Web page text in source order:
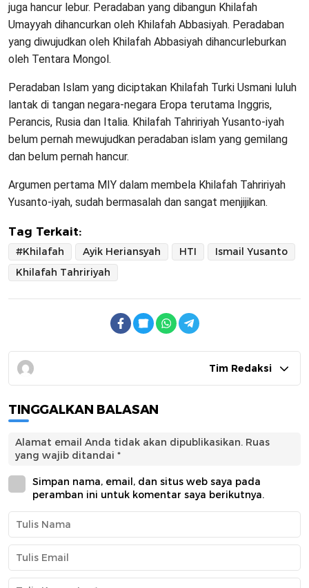
juga hancur lebur. Peradaban yang dibangun Khilafah
Umayyah dihancurkan oleh Khilafah Abbasiyah. Peradaban
yang diwujudkan oleh Khilafah Abbasiyah dihancurleburkan
oleh Tentara Mongol.
Peradaban Islam yang diciptakan Khilafah Turki Usmani luluh
lantak di tangan negara-negara Eropa terutama Inggris,
Perancis, Rusia dan Italia. Khilafah Tahririyah Yusanto-iyah
belum pernah mewujudkan peradaban islam yang gemilang
dan belum pernah hancur.
Argumen pertama MIY dalam membela Khilafah Tahririyah
Yusanto-iyah, sudah bermasalah dan sangat menjijikan.
Tag Terkait:
#Khilafah Ayik Heriansyah HTI
Ismail Yusanto
Khilafah Tahririyah
Tim Redaksi
TINGGALKAN BALASAN
Alamat email Anda tidak akan dipublikasikan. Ruas
yang wajib ditandai *
Simpan nama, email, dan situs web saya pada
peramban ini untuk komentar saya berikutnya.